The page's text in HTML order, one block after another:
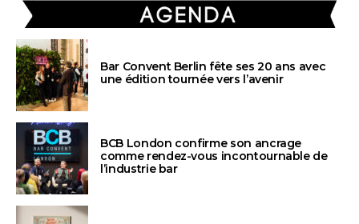
Bar Convent Berlin fête ses 20 ans avec
une édition tournée vers l’avenir
BCB London confirme son ancrage
comme rendez-vous incontournable de
l’industrie bar